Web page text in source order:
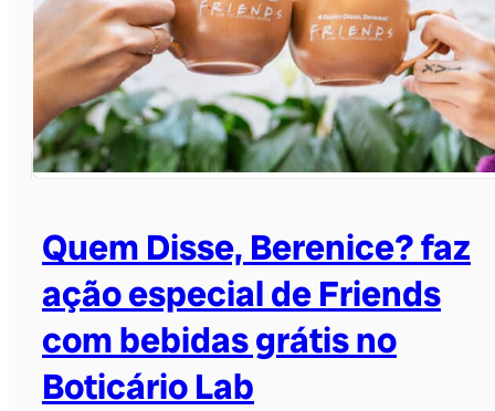
Quem Disse, Berenice? faz
ação especial de Friends
com bebidas grátis no
Boticário Lab